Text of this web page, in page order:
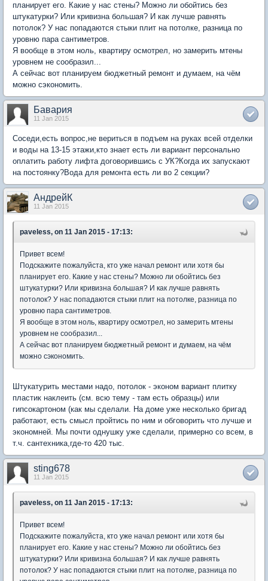
планирует его. Какие у нас стены? Можно ли обойтись без
штукатурки? Или кривизна большая? И как лучше равнять
потолок? У нас попадаются стыки плит на потолке, разница по
уровню пара сантиметров.
Я вообще в этом ноль, квартиру осмотрел, но замерить мтены
уровнем не сообразил...
А сейчас вот планируем бюджетный ремонт и думаем, на чём
можно сэкономить.
Бавария
11 Jan 2015
Соседи,есть вопрос,не вериться в подъем на руках всей отделки
и воды на 13-15 этажи,кто знает есть ли вариант персонально
оплатить работу лифта договорившись с УК?Когда их запускают
на постоянку?Вода для ремонта есть ли во 2 секции?
АндрейК
11 Jan 2015
paveless, on 11 Jan 2015 - 17:13:
Привет всем!
Подскажите пожалуйста, кто уже начал ремонт или хотя бы
планирует его. Какие у нас стены? Можно ли обойтись без
штукатурки? Или кривизна большая? И как лучше равнять
потолок? У нас попадаются стыки плит на потолке, разница по
уровню пара сантиметров.
Я вообще в этом ноль, квартиру осмотрел, но замерить мтены
уровнем не сообразил...
А сейчас вот планируем бюджетный ремонт и думаем, на чём
можно сэкономить.
Штукатурить местами надо, потолок - эконом вариант плитку
пластик наклеить (см. всю тему - там есть образцы) или
гипсокартоном (как мы сделали. На доме уже несколько бригад
работают, есть смысл пройтись по ним и обговорить что лучше и
экономней. Мы почти однушку уже сделали, примерно со всем, в
т.ч. сантехника,где-то 420 тыс.
sting678
11 Jan 2015
paveless, on 11 Jan 2015 - 17:13:
Привет всем!
Подскажите пожалуйста, кто уже начал ремонт или хотя бы
планирует его. Какие у нас стены? Можно ли обойтись без
штукатурки? Или кривизна большая? И как лучше равнять
потолок? У нас попадаются стыки плит на потолке, разница по